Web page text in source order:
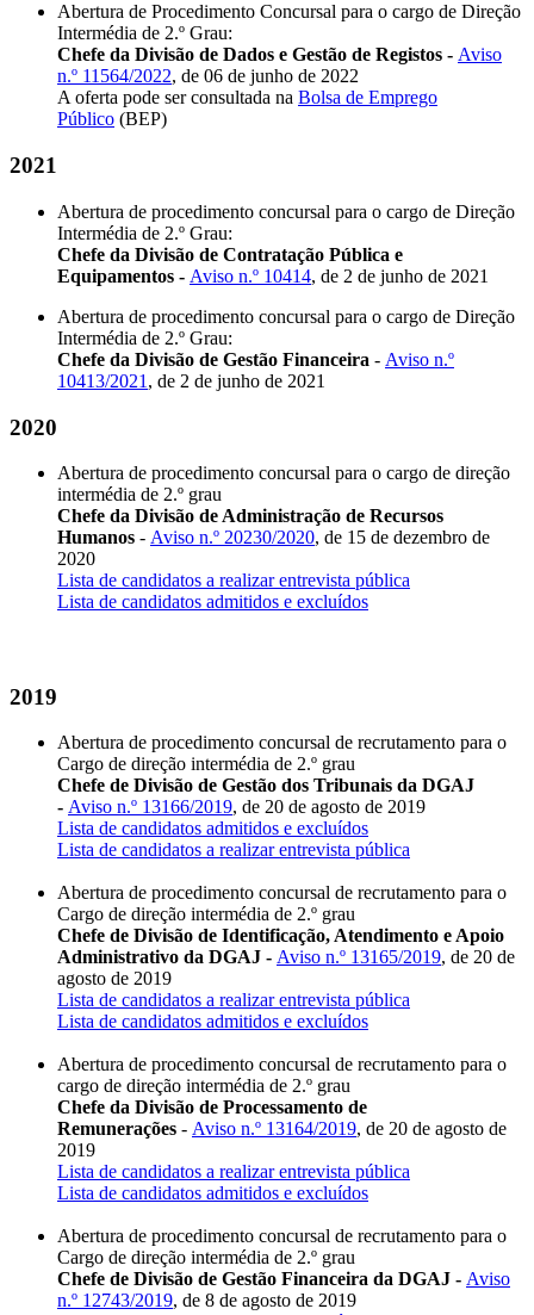
Abertura de Procedimento Concursal para o cargo de Direção
Intermédia de 2.º Grau:
Chefe da Divisão de Dados e Gestão de Registos - Aviso
n.º 11564/2022, de 06 de junho de 2022
A oferta pode ser consultada na Bolsa de Emprego
Público (BEP)
2021
Abertura de procedimento concursal para o cargo de Direção
Intermédia de 2.º Grau:
Chefe da Divisão de Contratação Pública e
Equipamentos - Aviso n.º 10414, de 2 de junho de 2021
Abertura de procedimento concursal para o cargo de Direção
Intermédia de 2.º Grau:
Chefe da Divisão de Gestão Financeira - Aviso n.º
10413/2021 , de 2 de junho de 2021
2020
Abertura de procedimento concursal para o cargo de direção
intermédia de 2.º grau
Chefe da Divisão de Administração de Recursos
Humanos - Aviso n.º 20230/2020, de 15 de dezembro de
2020
Lista de candidatos a realizar entrevista pública
Lista de candidatos admitidos e excluídos
2019
Abertura de procedimento concursal de recrutamento para o
Cargo de direção intermédia de 2.º grau
Chefe de Divisão de Gestão dos Tribunais da DGAJ
- Aviso n.º 13166/2019, de 20 de agosto de 2019
Lista de candidatos admitidos e excluídos
Lista de candidatos a realizar entrevista pública
Abertura de procedimento concursal de recrutamento para o
Cargo de direção intermédia de 2.º grau
Chefe de Divisão de Identificação, Atendimento e Apoio
Administrativo da DGAJ - Aviso n.º 13165/2019, de 20 de
agosto de 2019
Lista de candidatos a realizar entrevista pública
Lista de candidatos admitidos e excluídos
Abertura de procedimento concursal de recrutamento para o
cargo de direção intermédia de 2.º grau
Chefe da Divisão de Processamento de
Remunerações - Aviso n.º 13164/2019, de 20 de agosto de
2019
Lista de candidatos a realizar entrevista pública
Lista de candidatos admitidos e excluídos
Abertura de procedimento concursal de recrutamento para o
Cargo de direção intermédia de 2.º grau
Chefe de Divisão de Gestão Financeira da DGAJ - Aviso
n.º 12743/2019, de 8 de agosto de 2019